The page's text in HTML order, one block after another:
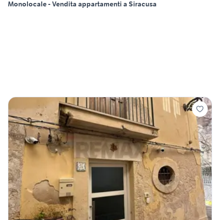
Monolocale - Vendita appartamenti a Siracusa